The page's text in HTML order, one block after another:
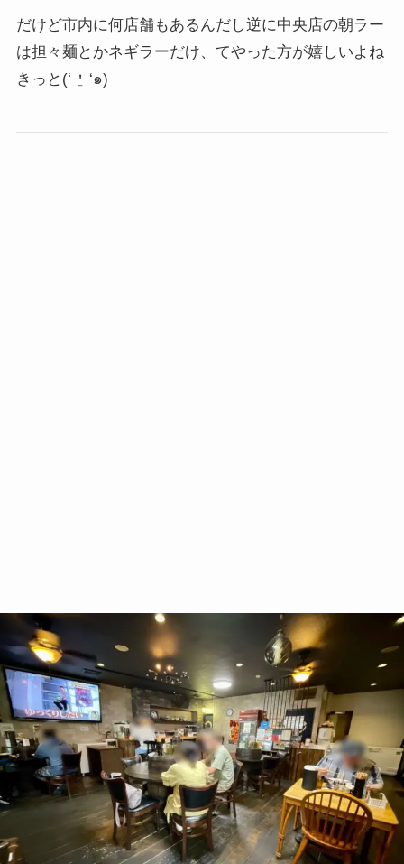
だけど市内に何店舗もあるんだし逆に中央店の朝ラー
は担々麺とかネギラーだけ、てやった方が嬉しいよね
きっと(‘ ⍘ ‘๑)